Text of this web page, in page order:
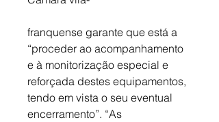
franquense garante que está a
“proceder ao acompanhamento
e à monitorização especial e
reforçada destes equipamentos,
tendo em vista o seu eventual
encerramento”. “As